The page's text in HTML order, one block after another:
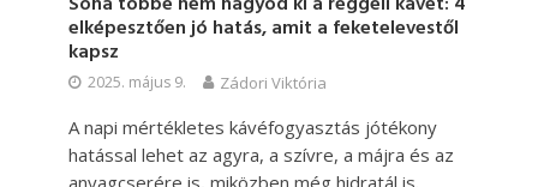
elképesztően jó hatás, amit a feketelevestől
kapsz
2025. május 9. Zádori Viktória
A napi mértékletes kávéfogyasztás jótékony
hatással lehet az agyra, a szívre, a májra és az
anyagcserére is, miközben még hidratál is.